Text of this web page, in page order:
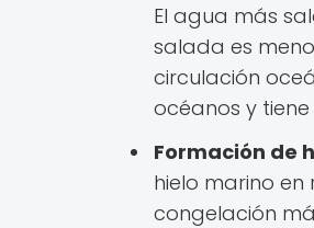
El agua más
salada es
circulación
océanos y
Formación de
hielo marino
congelación